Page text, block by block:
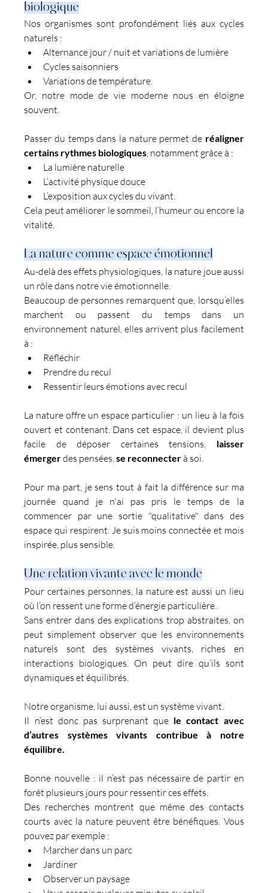
biologique
Nos organismes sont profondément liés aux cycles
naturels :
Alternance jour / nuit et variations de lumière
Cycles saisonniers
Variations de température.
Or, notre mode de vie moderne nous en éloigne
souvent.
Passer du temps dans la nature permet de réaligner
certains rythmes biologiques , notamment grâce à :
La lumière naturelle
L’activité physique douce
L’exposition aux cycles du vivant.
Cela peut améliorer le sommeil, l’humeur ou encore la
vitalité.
La nature comme espace émotionnel
Au-delà des effets physiologiques, la nature joue aussi
un rôle dans notre vie émotionnelle.
Beaucoup de personnes remarquent que, lorsqu’elles
marchent ou passent du temps dans un
environnement naturel, elles arrivent plus facilement
à :
Réfléchir
Prendre du recul
Ressentir leurs émotions avec recul
La nature offre un espace particulier : un lieu à la fois
ouvert et contenant. Dans cet espace, il devient plus
facile de déposer certaines tensions, laisser
émerger des pensées, se reconnecter à soi.
Pour ma part, je sens tout à fait la différence sur ma
journée quand je n'ai pas pris le temps de la
commencer par une sortie "qualitative" dans des
espace qui respirent. Je suis moins connectée et mois
inspirée, plus sensible.
Une relation vivante avec le monde
Pour certaines personnes, la nature est aussi un lieu
où l’on ressent une forme d’énergie particulière.
Sans entrer dans des explications trop abstraites, on
peut simplement observer que les environnements
naturels sont des systèmes vivants, riches en
interactions biologiques. On peut dire qu’ils sont
dynamiques et équilibrés.
Notre organisme, lui aussi, est un système vivant.
Il n’est donc pas surprenant que le contact avec
d’autres systèmes vivants contribue à notre
équilibre.
Bonne nouvelle : il n’est pas nécessaire de partir en
forêt plusieurs jours pour ressentir ces effets.
Des recherches montrent que même des contacts
courts avec la nature peuvent être bénéfiques. Vous
pouvez par exemple :
Marcher dans un parc
Jardiner
Observer un paysage